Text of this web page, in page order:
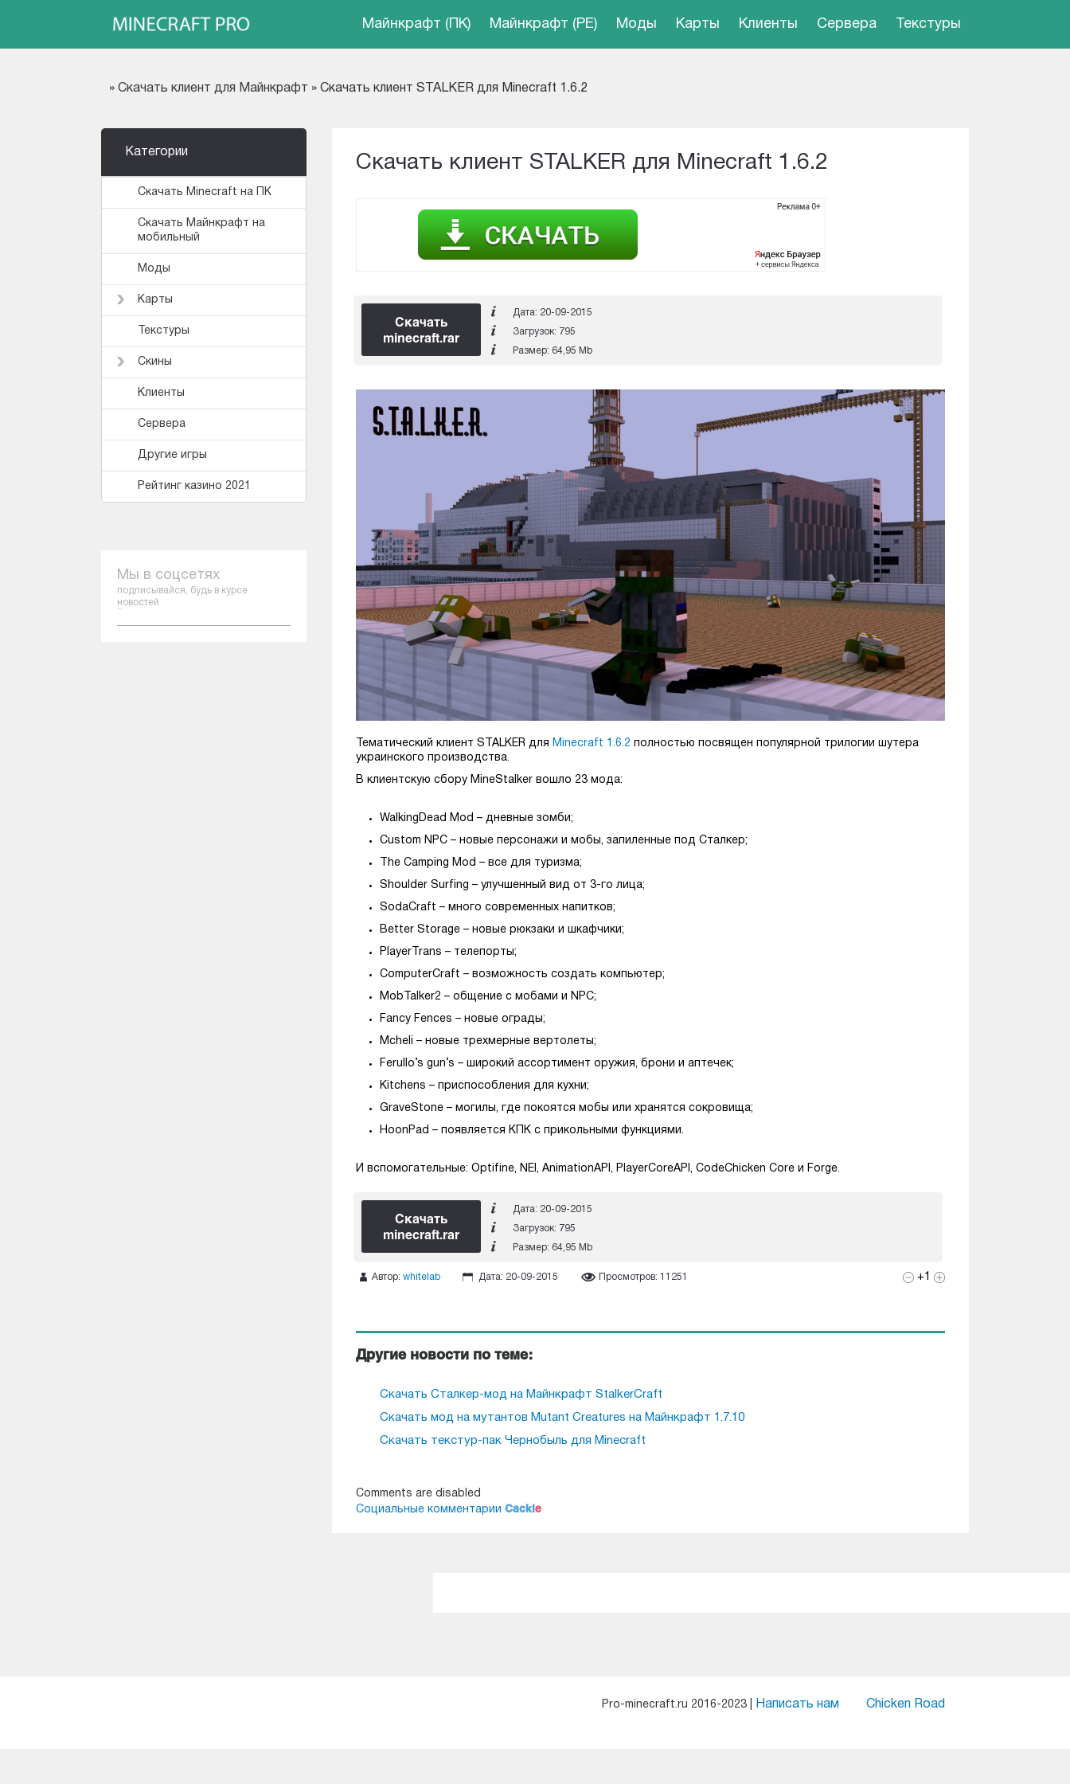
Майнкрафт (ПК) Майнкрафт (PE) Моды Карты Клиенты Сервера Текстуры
» Скачать клиент для Майнкрафт » Скачать клиент STALKER для Minecraft 1.6.2
Категории
Скачать Minecraft на ПК
Скачать Майнкрафт на
мобильный
Моды
Карты
Текстуры
Скины
Клиенты
Сервера
Другие игры
Рейтинг казино 2021
Мы в соцсетях
подписывайся, будь в курсе
новостей
Скачать клиент STALKER для Minecraft 1.6.2
Скачать
minecraft.rar
Дата: 20-09-2015
Загрузок: 795
Размер: 64,95 Mb
Тематический клиент STALKER для Minecraft 1.6.2 полностью посвящен популярной трилогии шутера
украинского производства.
В клиентскую сбору MineStalker вошло 23 мода:
WalkingDead Mod – дневные зомби;
Custom NPC – новые персонажи и мобы, запиленные под Сталкер;
The Camping Mod – все для туризма;
Shoulder Surfing – улучшенный вид от 3-го лица;
SodaCraft – много современных напитков;
Better Storage – новые рюкзаки и шкафчики;
PlayerTrans – телепорты;
ComputerCraft – возможность создать компьютер;
MobTalker2 – общение с мобами и NPC;
Fancy Fences – новые ограды;
Mcheli – новые трехмерные вертолеты;
Ferullo’s gun’s – широкий ассортимент оружия, брони и аптечек;
Kitchens – приспособления для кухни;
GraveStone – могилы, где покоятся мобы или хранятся сокровища;
HoonPad – появляется КПК с прикольными функциями.
И вспомогательные: Optifine, NEI, AnimationAPI, PlayerCoreAPI, CodeChicken Core и Forge.
Скачать
minecraft.rar
Дата: 20-09-2015
Загрузок: 795
Размер: 64,95 Mb
Автор: whitelab Дата: 20-09-2015 Просмотров: 11251 +1
Другие новости по теме:
Скачать Сталкер-мод на Майнкрафт StalkerCraft
Скачать мод на мутантов Mutant Creatures на Майнкрафт 1.7.10
Скачать текстур-пак Чернобыль для Minecraft
Comments are disabled
Социальные комментарии Cackle
Pro-minecraft.ru 2016-2023 | Написать нам Chicken Road